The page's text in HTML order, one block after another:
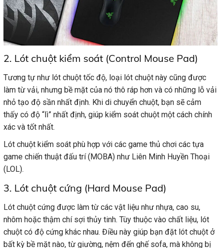
2. Lót chuột kiểm soát (Control Mouse Pad)
Tương tự như lót chuột tốc độ, loại lót chuột này cũng được
làm từ vải, nhưng bề mặt của nó thô ráp hơn và có những lỗ vải
nhỏ tạo độ sần nhất định. Khi di chuyển chuột, bạn sẽ cảm
thấy có độ “lì” nhất định, giúp kiểm soát chuột một cách chính
xác và tốt nhất.
Lót chuột kiểm soát phù hợp với các game thủ chơi các tựa
game chiến thuật đấu trí (MOBA) như Liên Minh Huyền Thoại
(LOL).
3. Lót chuột cứng (Hard Mouse Pad)
Lót chuột cứng được làm từ các vật liệu như nhựa, cao su,
nhôm hoặc thậm chí sợi thủy tinh. Tùy thuộc vào chất liệu, lót
chuột có độ cứng khác nhau. Điều này giúp bạn đặt lót chuột ở
bất kỳ bề mặt nào, từ giường, nệm đến ghế sofa, mà không bị